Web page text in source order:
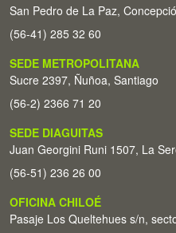
San Pedro de La Paz,
(56-41) 285 32 60
SEDE METROPOLITANA
Sucre 2397, Ñuñoa, Santiago
(56-2) 2366 71 20
SEDE DIAGUITAS
Juan Georgini Runi 1507, La
(56-51) 236 26 00
OFICINA CHILOÉ
Pasaje Los Queltehues s/n,